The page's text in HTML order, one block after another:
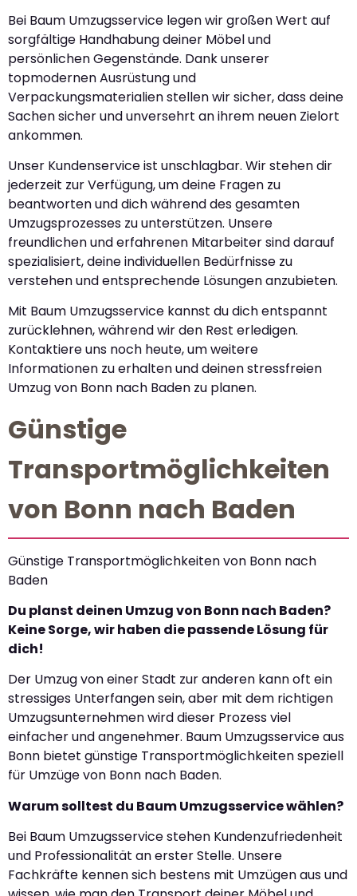
Bei Baum Umzugsservice legen wir großen Wert auf
sorgfältige Handhabung deiner Möbel und
persönlichen Gegenstände. Dank unserer
topmodernen Ausrüstung und
Verpackungsmaterialien stellen wir sicher, dass deine
Sachen sicher und unversehrt an ihrem neuen Zielort
ankommen.
Unser Kundenservice ist unschlagbar. Wir stehen dir
jederzeit zur Verfügung, um deine Fragen zu
beantworten und dich während des gesamten
Umzugsprozesses zu unterstützen. Unsere
freundlichen und erfahrenen Mitarbeiter sind darauf
spezialisiert, deine individuellen Bedürfnisse zu
verstehen und entsprechende Lösungen anzubieten.
Mit Baum Umzugsservice kannst du dich entspannt
zurücklehnen, während wir den Rest erledigen.
Kontaktiere uns noch heute, um weitere
Informationen zu erhalten und deinen stressfreien
Umzug von Bonn nach Baden zu planen.
Günstige
Transportmöglichkeiten
von Bonn nach Baden
Günstige Transportmöglichkeiten von Bonn nach
Baden
Du planst deinen Umzug von Bonn nach Baden?
Keine Sorge, wir haben die passende Lösung für
dich!
Der Umzug von einer Stadt zur anderen kann oft ein
stressiges Unterfangen sein, aber mit dem richtigen
Umzugsunternehmen wird dieser Prozess viel
einfacher und angenehmer. Baum Umzugsservice aus
Bonn bietet günstige Transportmöglichkeiten speziell
für Umzüge von Bonn nach Baden.
Warum solltest du Baum Umzugsservice wählen?
Bei Baum Umzugsservice stehen Kundenzufriedenheit
und Professionalität an erster Stelle. Unsere
Fachkräfte kennen sich bestens mit Umzügen aus und